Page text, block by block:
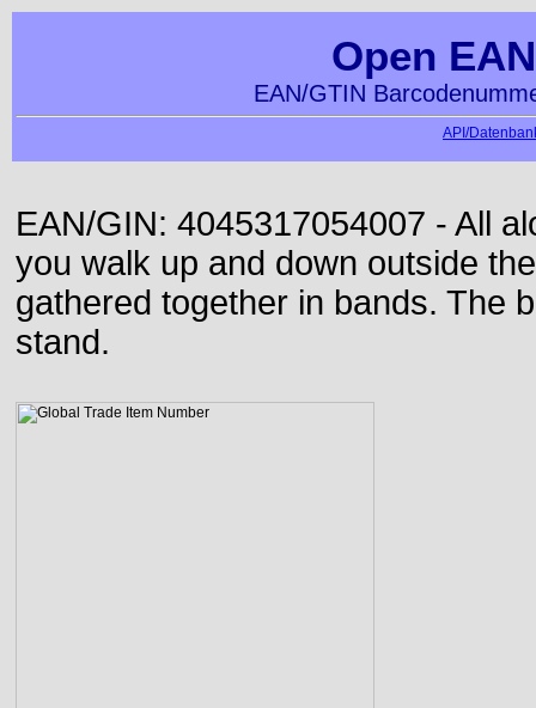
Open
EAN/GTIN
API/
EAN/GIN: 4045317054007 - All
you walk up and down outside
gathered together in bands. The
stand.